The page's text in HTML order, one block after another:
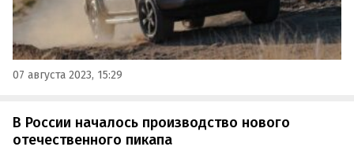
07 августа 2023, 15:29
В России началось производство нового
отечественного пикапа